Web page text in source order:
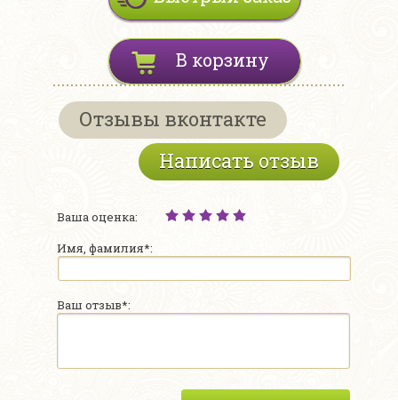
В корзину
Отзывы вконтакте
Написать отзыв
Ваша оценка:
Имя, фамилия*:
Ваш отзыв*: